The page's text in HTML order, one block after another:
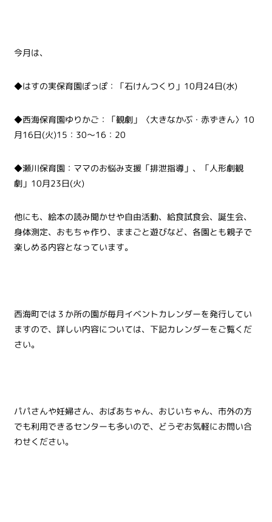
今月は、
◆はすの実保育園ぽっぽ：「石けんつくり」10月24日(水)
◆西海保育園ゆりかご：「観劇」〈大きなかぶ・赤ずきん〉10
月16日(火)15：30～16：20
◆瀬川保育園：ママのお悩み支援「排泄指導」、「人形劇観
劇」10月23日(火)
他にも、絵本の読み聞かせや自由活動、給食試食会、誕生会、
身体測定、おもちゃ作り、ままごと遊びなど、各園とも親子で
楽しめる内容となっています。
西海町では３か所の園が毎月イベントカレンダーを発行してい
ますので、詳しい内容については、下記カレンダーをご覧くだ
さい。
パパさんや妊婦さん、おばあちゃん、おじいちゃん、市外の方
でも利用できるセンターも多いので、どうぞお気軽にお問い合
わせください。